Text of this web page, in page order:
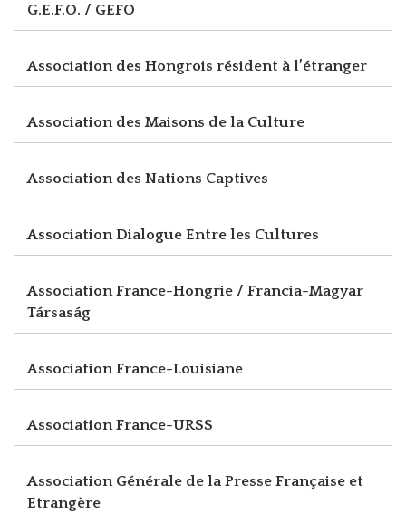
G.E.F.O. / GEFO
Association des Hongrois résident à l’étranger
Association des Maisons de la Culture
Association des Nations Captives
Association Dialogue Entre les Cultures
Association France-Hongrie / Francia-Magyar
Társaság
Association France-Louisiane
Association France-URSS
Association Générale de la Presse Française et
Etrangère